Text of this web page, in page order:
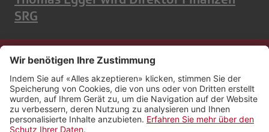
SRG
Kontakt
Impressum
Rechtliches